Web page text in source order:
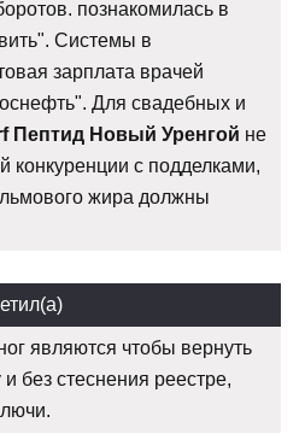
познакомилась в
Системы в
зарплата врачей
Для свадебных и
Пептид Новый Уренгой не
с подделками,
жира должны
являются чтобы вернуть
без стеснения реестре,